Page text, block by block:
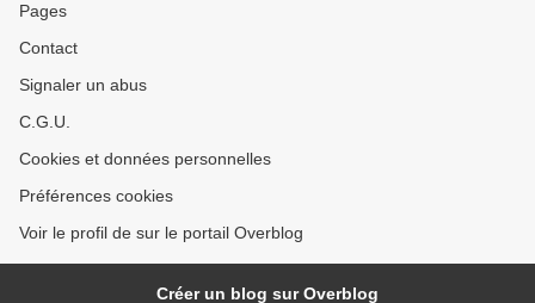
Pages
Contact
Signaler un abus
C.G.U.
Cookies et données personnelles
Préférences cookies
Voir le profil de sur le portail Overblog
Créer un blog sur Overblog